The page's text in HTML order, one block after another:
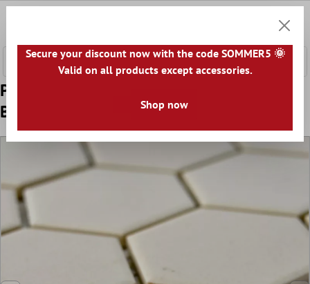
Padrão de Cerâmica Azulejo Mosaico
Begomil Não Vidrado Bege Claro
Secure your discount now with the code SOMMER5 🌞
Valid on all products except accessories.
Shop now